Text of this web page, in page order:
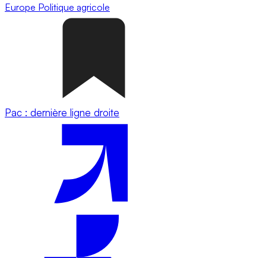
Europe Politique agricole
Pac : dernière ligne droite